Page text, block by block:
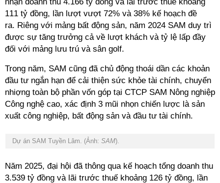
111 tỷ đồng, lần lượt vượt 72% và 38% kế hoạch đề
ra. Riêng với mảng bất động sản, năm 2024 SAM duy trì
được sự tăng trưởng cả về lượt khách và tỷ lệ lấp đầy
đối với mảng lưu trú và sân golf.
Trong năm, SAM cũng đã chủ động thoái dần các khoản
đầu tư ngắn hạn để cải thiện sức khỏe tài chính, chuyển
nhiợng toàn bộ phần vốn góp tại CTCP SAM Nông nghiệp
Công nghệ cao, xác định 3 mũi nhọn chiến lược là sản
xuất công nghiệp, bất động sản và đầu tư tài chính.
Dự án SAM Tuyền Lâm. (Ảnh: SAM).
Năm 2025, đại hội đã thông qua kế hoạch tổng doanh thu
3.539 tỷ đồng và lãi trước thuế khoảng 126 tỷ đồng, lần